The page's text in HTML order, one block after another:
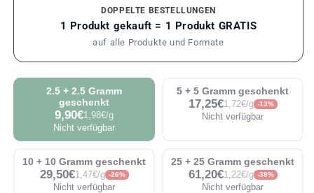
DOPPELTE BESTELLUNGEN
1 Produkt gekauft = 1 Produkt GRATIS
auf alle Produkte und Formate
2.5 + 2.5 Gramm
geschenkt
9,90€1,98€/g
Nicht verfügbar
5 + 5 Gramm geschenkt
17,25€1,72€/g -13%
Nicht verfügbar
10 + 10 Gramm geschenkt
29,50€1,47€/g -26%
Nicht verfügbar
25 + 25 Gramm geschenkt
61,20€1,22€/g -38%
Nicht verfügbar